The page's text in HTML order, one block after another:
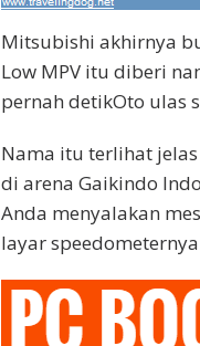
Mitsubishi akhirnya
Low MPV itu diberi
pernah detikOto ulas
Nama itu terlihat
di arena Gaikindo
Anda menyalakan
layar